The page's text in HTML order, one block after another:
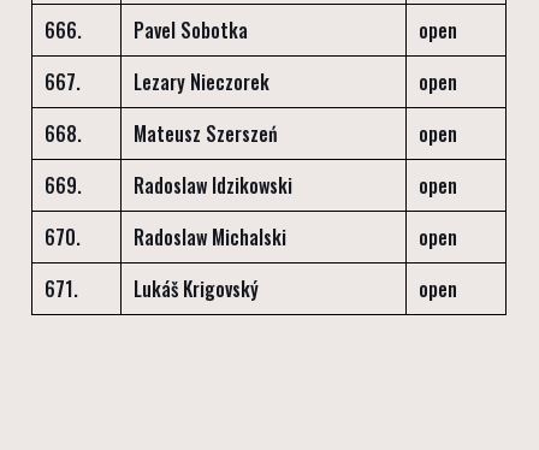
666.
Pavel Sobotka
open
667.
Lezary Nieczorek
open
668.
Mateusz Szerszeń
open
669.
Radoslaw Idzikowski
open
670.
Radoslaw Michalski
open
671.
Lukáš Krigovský open